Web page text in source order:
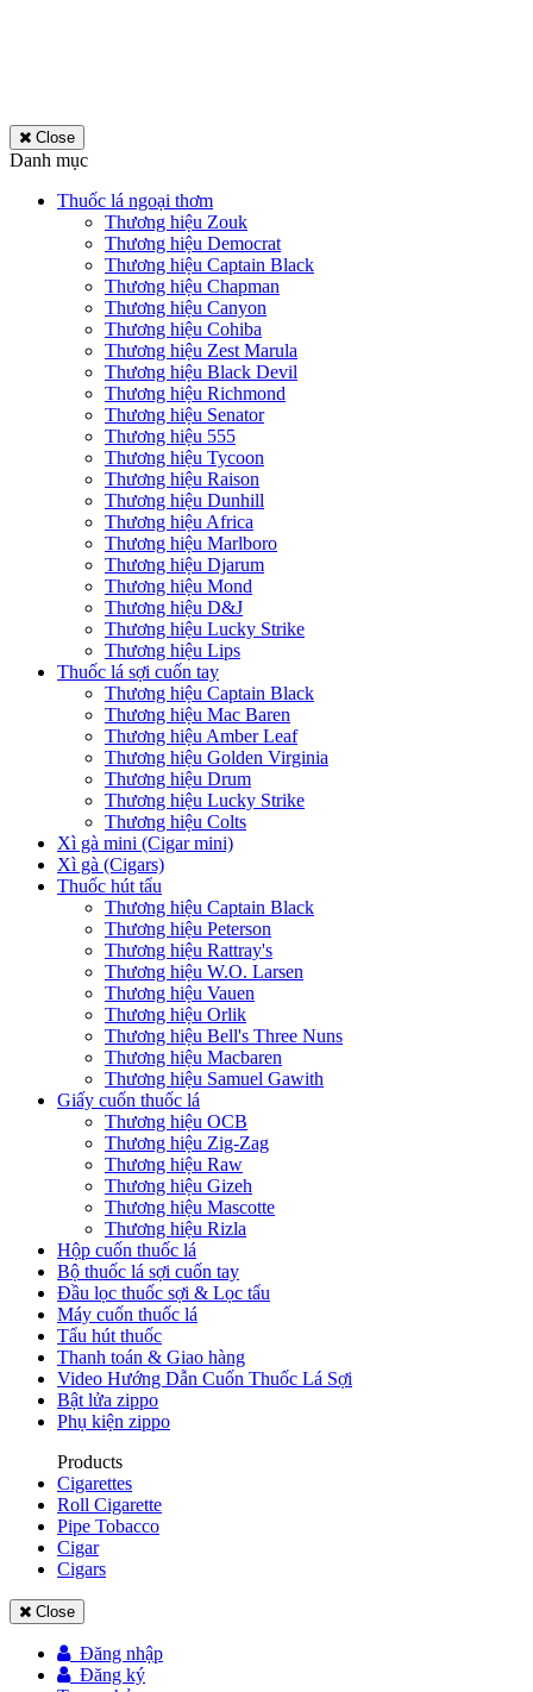
Close
Danh mục
Thuốc lá ngoại thơm
Thương hiệu Zouk
Thương hiệu Democrat
Thương hiệu Captain Black
Thương hiệu Chapman
Thương hiệu Canyon
Thương hiệu Cohiba
Thương hiệu Zest Marula
Thương hiệu Black Devil
Thương hiệu Richmond
Thương hiệu Senator
Thương hiệu 555
Thương hiệu Tycoon
Thương hiệu Raison
Thương hiệu Dunhill
Thương hiệu Africa
Thương hiệu Marlboro
Thương hiệu Djarum
Thương hiệu Mond
Thương hiệu D&J
Thương hiệu Lucky Strike
Thương hiệu Lips
Thuốc lá sợi cuốn tay
Thương hiệu Captain Black
Thương hiệu Mac Baren
Thương hiệu Amber Leaf
Thương hiệu Golden Virginia
Thương hiệu Drum
Thương hiệu Lucky Strike
Thương hiệu Colts
Xì gà mini (Cigar mini)
Xì gà (Cigars)
Thuốc hút tẩu
Thương hiệu Captain Black
Thương hiệu Peterson
Thương hiệu Rattray's
Thương hiệu W.O. Larsen
Thương hiệu Vauen
Thương hiệu Orlik
Thương hiệu Bell's Three Nuns
Thương hiệu Macbaren
Thương hiệu Samuel Gawith
Giấy cuốn thuốc lá
Thương hiệu OCB
Thương hiệu Zig-Zag
Thương hiệu Raw
Thương hiệu Gizeh
Thương hiệu Mascotte
Thương hiệu Rizla
Hộp cuốn thuốc lá
Bộ thuốc lá sợi cuốn tay
Đầu lọc thuốc sợi & Lọc tẩu
Máy cuốn thuốc lá
Tẩu hút thuốc
Thanh toán & Giao hàng
Video Hướng Dẫn Cuốn Thuốc Lá Sợi
Bật lửa zippo
Phụ kiện zippo
Products
Cigarettes
Roll Cigarette
Pipe Tobacco
Cigar
Cigars
Close
Đăng nhập
Đăng ký